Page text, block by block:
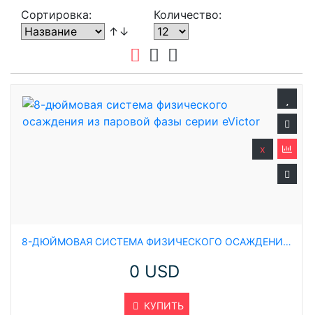
Сортировка:
↑↓
Количество:
8-ДЮЙМОВАЯ СИСТЕМА ФИЗИЧЕСКОГО ОСАЖДЕНИЯ ИЗ ПАРОВОЙ ФАЗЫ СЕРИИ EVICTOR
0 USD
КУПИТЬ
x